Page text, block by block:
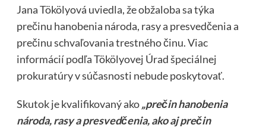
Jana Tökölyová uviedla, že obžaloba sa týka
prečinu hanobenia národa, rasy a presvedčenia a
prečinu schvaľovania trestného činu. Viac
informácií podľa Tökölyovej Úrad špeciálnej
prokuratúry v súčasnosti nebude poskytovať.
Skutok je kvalifikovaný ako„prečin hanobenia
národa, rasy a presvedčenia, ako aj prečin